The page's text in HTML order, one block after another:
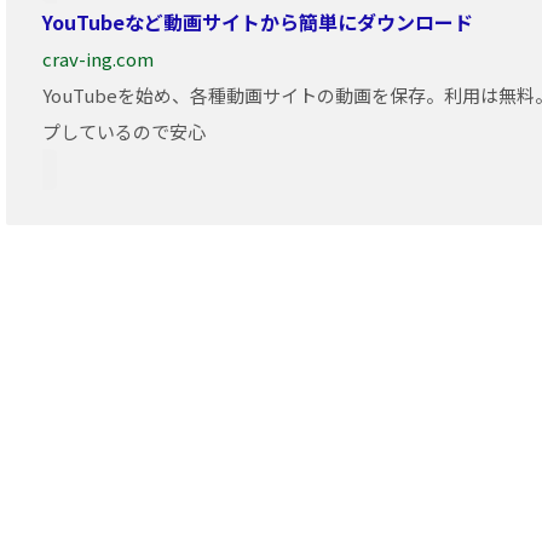
YouTubeなど動画サイトから簡単にダウンロード
crav-ing.com
YouTubeを始め、各種動画サイトの動画を保存。利用は無
プしているので安心